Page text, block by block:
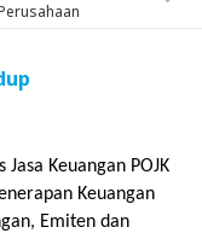
Keuangan POJK
Keuangan
Emiten dan